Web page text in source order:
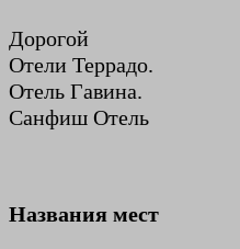
Дорогой
Отели Террадо.
Отель Гавина.
Санфиш Отель
Названия мест